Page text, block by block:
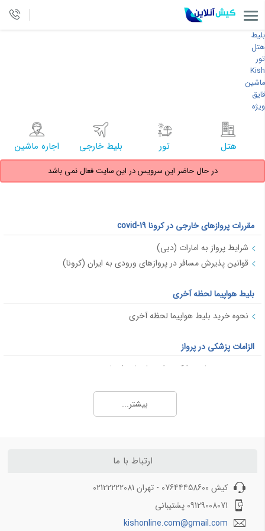
بلیط
هتل
تور
Kish
ماشین
قایق
ویژه
هتل تور بلیط خارجی اجاره ماشین
در حال حاضر این سرویس در این سایت فعال نمی باشد
مقررات پروازهای خارجی در کرونا covid-19
شرایط پرواز به امارات (دبی)
قوانین پذیرش مسافر در پروازهای ورودی به ایران (کرونا)
بلیط هواپیما لحظه آخری
نحوه خرید بلیط هواپیما لحظه آخری
الزامات پزشکی در پرواز
محدودیت های پزشکی برای سفر با هواپیما
کشورهای بدون ویزا برای ایرانیان
بار همراه مسافر
بیشتر...
ارتباط با ما
کیش 07644458600 - تهران 02122222081
09129008071 پشتیبانی
kishonline.com@gmail.com